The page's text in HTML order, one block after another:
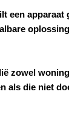
een
zowel
als die niet